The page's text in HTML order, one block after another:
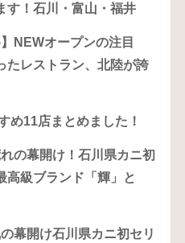
す！石川・富山・福井
NEWオープンの注目
たレストラン、北陸が誇
め11店まとめました！
の幕開け！石川県カニ初
高級ブランド「輝」と
幕開け石川県カニ初セリ